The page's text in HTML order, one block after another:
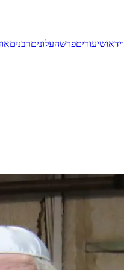
וידאושיעוריםפרשהעלוניםרבנים